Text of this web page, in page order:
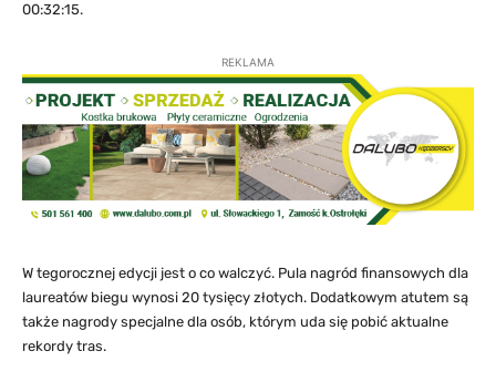
00:32:15.
REKLAMA
W tegorocznej edycji jest o co walczyć. Pula nagród finansowych dla
laureatów biegu wynosi 20 tysięcy złotych. Dodatkowym atutem są
także nagrody specjalne dla osób, którym uda się pobić aktualne
rekordy tras.